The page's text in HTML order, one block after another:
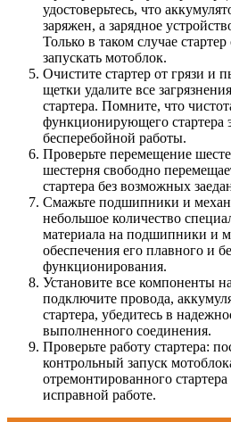
удостоверьтесь, что
заряжен, а зарядное
Только в таком случае
запускать мотоблок.
Очистите стартер от грязи и
щетки удалите все
стартера. Помните, что
функционирующего стартера
бесперебойной работы.
Проверьте перемещение
шестерня свободно
стартера без возможных
Смажьте подшипники и
небольшое количество
материала на подшипники и
обеспечения его плавного и
функционирования.
Установите все компоненты
подключите провода,
стартера, убедитесь в
выполненного соединения.
Проверьте работу стартера:
контрольный запуск
отремонтированного стартера
исправной работе.